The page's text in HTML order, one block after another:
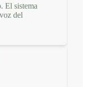
El sistema
del